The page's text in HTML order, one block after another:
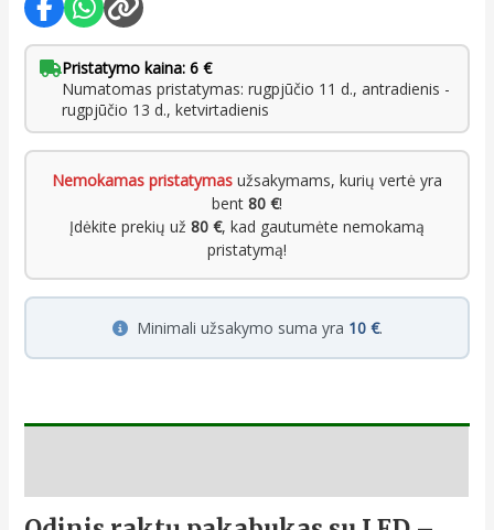
Pristatymo kaina: 6 €
Numatomas pristatymas: rugpjūčio 11 d., antradienis -
rugpjūčio 13 d., ketvirtadienis
Nemokamas pristatymas užsakymams, kurių vertė yra
bent 80 €!
Įdėkite prekių už 80 €, kad gautumėte nemokamą
pristatymą!
Minimali užsakymo suma yra 10 €.